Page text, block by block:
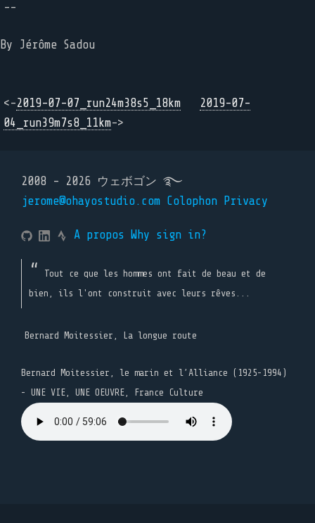
--
By Jérôme Sadou
<-2019-07-07_run24m38s5_18km
2019-07-
04_run39m7s8_11km->
2008 - 2026 ウェボゴン ࿐
jerome@ohayostudio.com Colophon Privacy
A propos Why sign in?
Tout ce que les hommes ont fait de beau et de
bien, ils l'ont construit avec leurs rêves...
Bernard Moitessier, La longue route
Bernard Moitessier, le marin et l’Alliance (1925-1994)
- UNE VIE, UNE OEUVRE, France Culture